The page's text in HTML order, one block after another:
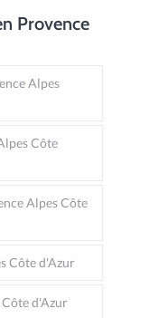
Provence
Alpes
Côte
Alpes Côte
Côte d'Azur
d'Azur